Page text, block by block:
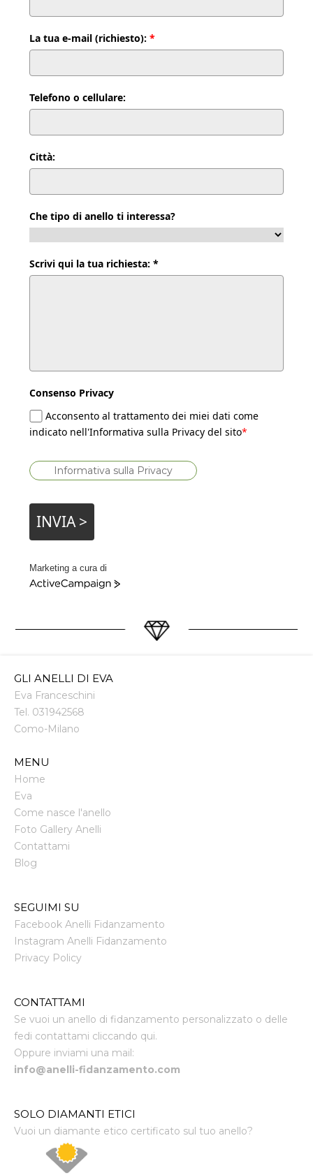
La tua e-mail (richiesto):*
Telefono o cellulare:
Città:
Che tipo di anello ti interessa?
Scrivi qui la tua richiesta: *
Consenso Privacy
Acconsento al trattamento dei miei dati come
indicato nell'Informativa sulla Privacy del sito*
Informativa sulla Privacy
INVIA >
Marketing a cura di
ActiveCampaign
GLI ANELLI DI EVA
Eva Franceschini
Tel. 031942568
Como-Milano
MENU
Home
Eva
Come nasce l'anello
Foto Gallery Anelli
Contattami
Blog
SEGUIMI SU
Facebook Anelli Fidanzamento
Instagram Anelli Fidanzamento
Privacy Policy
CONTATTAMI
Se vuoi un anello di fidanzamento personalizzato o delle
fedi contattami cliccando qui.
Oppure inviami una mail:
info@anelli-fidanzamento.com
SOLO DIAMANTI ETICI
Vuoi un diamante etico certificato sul tuo anello?